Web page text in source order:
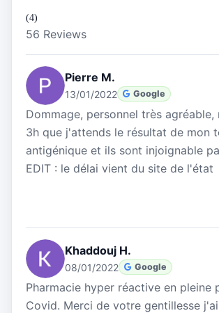
(4)
56 Reviews
Pierre M.
13/01/2022 Google
Dommage, personnel très agréable,
3h que j'attends le résultat de mon
antigénique et ils sont injoignable
EDIT : le délai vient du site de l'état
Khaddouj H.
08/01/2022 Google
Pharmacie hyper réactive en pleine
Covid. Merci de votre gentillesse